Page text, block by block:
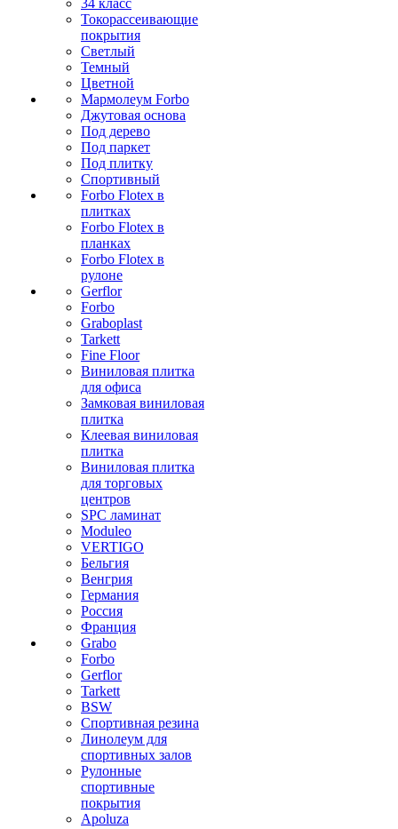
34 класс
Токорассеивающие
покрытия
Светлый
Темный
Цветной
Мармолеум Forbo
Джутовая основа
Под дерево
Под паркет
Под плитку
Спортивный
Forbo Flotex в
плитках
Forbo Flotex в
планках
Forbo Flotex в
рулоне
Gerflor
Forbo
Graboplast
Tarkett
Fine Floor
Виниловая плитка
для офиса
Замковая виниловая
плитка
Клеевая виниловая
плитка
Виниловая плитка
для торговых
центров
SPC ламинат
Moduleo
VERTIGO
Бельгия
Венгрия
Германия
Россия
Франция
Grabo
Forbo
Gerflor
Tarkett
BSW
Спортивная резина
Линолеум для
спортивных залов
Рулонные
спортивные
покрытия
Apoluza